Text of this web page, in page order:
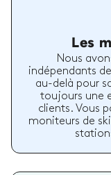
Les
Nous
indépendants
au-delà pour
toujours une
clients. Vous
moniteurs de